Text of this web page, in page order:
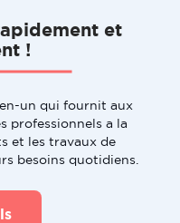
et
!
un qui fournit aux
professionnels a la
et les travaux de
besoins quotidiens.